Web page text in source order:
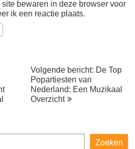
bewaren in deze browser voor
ik een reactie plaats.
Volgende bericht: De Top
Popartiesten van
Nederland: Een Muzikaal
Overzicht
Zoeken